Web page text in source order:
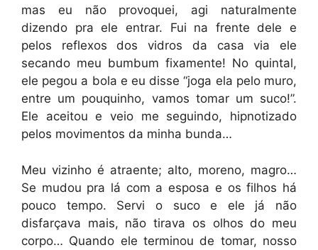
mas eu não provoquei, agi naturalmente
dizendo pra ele entrar. Fui na frente dele e
pelos reflexos dos vidros da casa via ele
secando meu bumbum fixamente! No quintal,
ele pegou a bola e eu disse “joga ela pelo muro,
entre um pouquinho, vamos tomar um suco!”.
Ele aceitou e veio me seguindo, hipnotizado
pelos movimentos da minha bunda…
Meu vizinho é atraente; alto, moreno, magro…
Se mudou pra lá com a esposa e os filhos há
pouco tempo. Servi o suco e ele já não
disfarçava mais, não tirava os olhos do meu
corpo… Quando ele terminou de tomar, nosso